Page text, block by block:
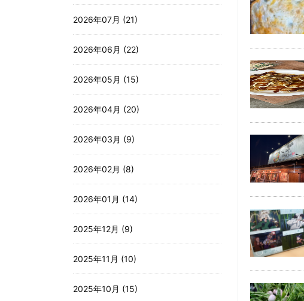
2026年07月 (21)
2026年06月 (22)
2026年05月 (15)
2026年04月 (20)
2026年03月 (9)
2026年02月 (8)
2026年01月 (14)
2025年12月 (9)
2025年11月 (10)
2025年10月 (15)